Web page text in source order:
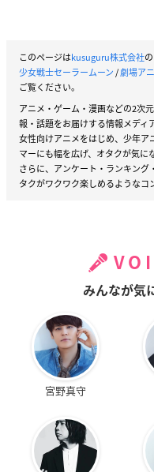
このページはkusuguru株式会社
少女戦士セーラームーン/劇場ア
ご覧ください。
アニメ・ゲーム・漫画などの2次
報・話題をお届けする情報メディ
女性向けアニメをはじめ、少年
マーにも幅を広げ、オタクが気に
さらに、アンケート・ランキン
タクがワクワク楽しめるようなコ
みんなが気
宮野真守